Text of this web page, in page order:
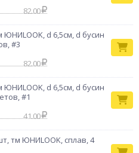
82.00
ЮНИLOOK, d 6,5см, d бусин
#3
82.00
ЮНИLOOK, d 6,5см, d бусин
#1
41.00
тм ЮНИLOOK, сплав, 4